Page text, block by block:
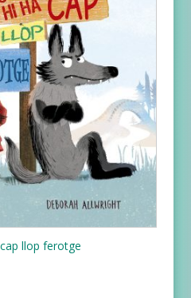
llop ferotge